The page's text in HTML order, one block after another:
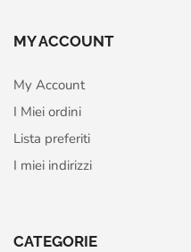
MY ACCOUNT
My Account
I Miei ordini
Lista preferiti
I miei indirizzi
CATEGORIE